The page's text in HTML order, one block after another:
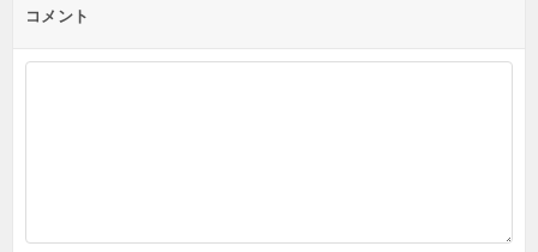
コメント